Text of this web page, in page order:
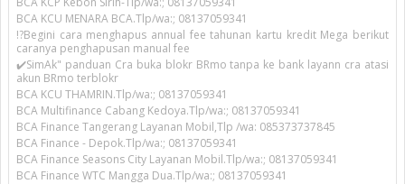
BCA KCU MENARA BCA.Tlp/wa:; 08137059341
!?Begini cara menghapus annual fee tahunan kartu kredit Mega berikut
caranya penghapusan manual fee
✔️SimAk" panduan Cra buka blokr BRmo tanpa ke bank layann cra atasi
akun BRmo terblokr
BCA KCU THAMRIN.Tlp/wa:; 08137059341
BCA Multifinance Cabang Kedoya.Tlp/wa:; 08137059341
BCA Finance Tangerang Layanan Mobil,Tlp /wa: 085373737845
BCA Finance - Depok.Tlp/wa:; 08137059341
BCA Finance Seasons City Layanan Mobil.Tlp/wa:; 08137059341
BCA Finance WTC Mangga Dua.Tlp/wa:; 08137059341